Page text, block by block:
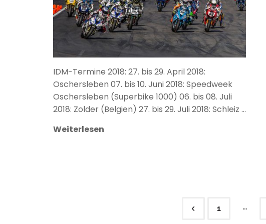
IDM-Termine 2018: 27. bis 29. April 2018:
Oschersleben 07. bis 10. Juni 2018: Speedweek
Oschersleben (Superbike 1000) 06. bis 08. Juli
2018: Zolder (Belgien) 27. bis 29. Juli 2018: Schleiz …
Weiterlesen
1 …